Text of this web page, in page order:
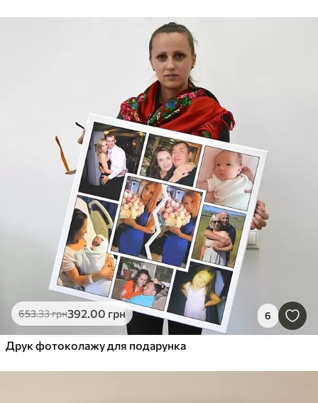
653.33грн392.00 грн 6
Друк фотоколажу для подарунка